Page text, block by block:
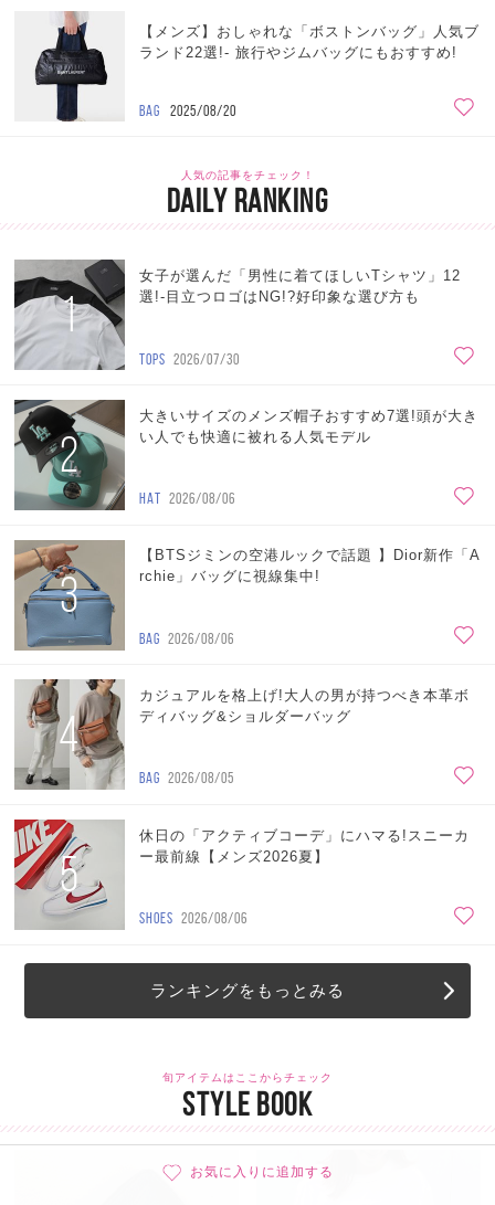
お気に入りに追加する
【メンズ】おしゃれな「ボストンバッグ」人気ブ
ランド22選!- 旅行やジムバッグにもおすすめ!
BAG 2025/08/20
人気の記事をチェック！
DAILY RANKING
1
女子が選んだ「男性に着てほしいTシャツ」12
選!-目立つロゴはNG!?好印象な選び方も
TOPS 2026/07/30
2
大きいサイズのメンズ帽子おすすめ7選!頭が大き
い人でも快適に被れる人気モデル
HAT 2026/08/06
3
【BTSジミンの空港ルックで話題 】Dior新作「A
rchie」バッグに視線集中!
BAG 2026/08/06
4
カジュアルを格上げ!大人の男が持つべき本革ボ
ディバッグ&ショルダーバッグ
BAG 2026/08/05
5
休日の「アクティブコーデ」にハマる!スニーカ
ー最前線【メンズ2026夏】
SHOES 2026/08/06
ランキングをもっとみる
旬アイテムはここからチェック
STYLE BOOK